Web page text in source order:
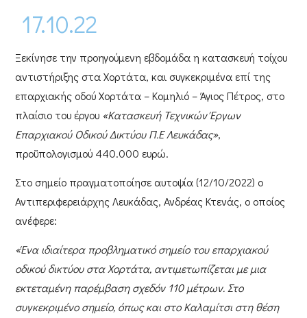
17.10.22
Ξεκίνησε την προηγούμενη εβδομάδα ηκατασκευή τοίχου
αντιστήριξης σταΧορτάτα, και συγκεκριμένα επί της
επαρχιακής οδούΧορτάτα – Κομηλιό – Άγιος Πέτρος, στο
πλαίσιο του έργου «Κατασκευή Τεχνικών Έργων
Επαρχιακού Οδικού Δικτύου Π.Ε Λευκάδας»,
προϋπολογισμού 440.000 ευρώ.
Στο σημείο πραγματοποίησε αυτοψία (12/10/2022) ο
Αντιπεριφερειάρχης Λευκάδας, Ανδρέας Κτενάς, ο οποίος
ανέφερε:
«Ένα ιδιαίτερα προβληματικό σημείο του επαρχιακού
οδικού δικτύου στα Χορτάτα, αντιμετωπίζεται με μια
εκτεταμένη παρέμβαση σχεδόν 110 μέτρων. Στο
συγκεκριμένο σημείο, όπως και στο Καλαμίτσι στη θέση